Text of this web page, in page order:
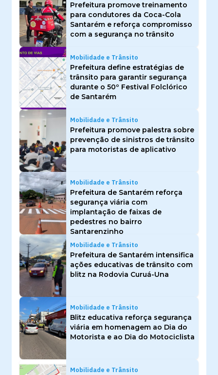
Prefeitura promove treinamento
para condutores da Coca-Cola
Santarém e reforça compromisso
com a segurança no trânsito
Mobilidade e Trânsito
Prefeitura define estratégias de
trânsito para garantir segurança
durante o 50º Festival Folclórico
de Santarém
Mobilidade e Trânsito
Prefeitura promove palestra sobre
prevenção de sinistros de trânsito
para motoristas de aplicativo
Mobilidade e Trânsito
Prefeitura de Santarém reforça
segurança viária com
implantação de faixas de
pedestres no bairro
Santarenzinho
Mobilidade e Trânsito
Prefeitura de Santarém intensifica
ações educativas de trânsito com
blitz na Rodovia Curuá-Una
Mobilidade e Trânsito
Blitz educativa reforça segurança
viária em homenagem ao Dia do
Motorista e ao Dia do Motociclista
Mobilidade e Trânsito